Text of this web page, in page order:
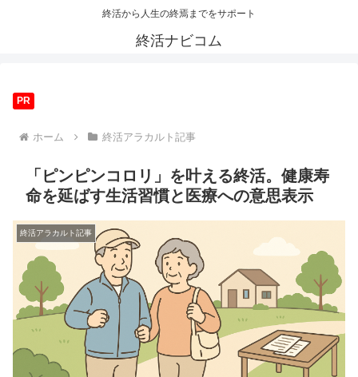
終活から人生の終焉までをサポート
終活ナビコム
PR
ホーム 終活アラカルト記事
「ピンピンコロリ」を叶える終活。健康寿
命を延ばす生活習慣と医療への意思表示
終活アラカルト記事